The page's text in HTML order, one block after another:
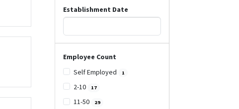
Establishment Date
Employee Count
Self Employed
1
2-10 17
11-50 29